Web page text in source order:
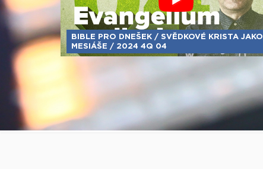
BIBLE PRO DNEŠEK / SVĚDKOVÉ KRISTA JAKO
MESIÁŠE / 2024 4Q 04